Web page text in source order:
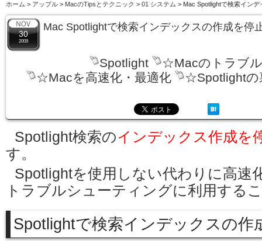
ホーム > アップル > MacのTipsとテクニック > 01 システム > Mac Spotlightで検索イン
30
2009
Mac Spotlightで検索インデックスの作成を停
Spotlight
☆Macのトラブ
☆Macを高速化・最適化
☆Spotlightの
Spotlight検索のインデックス作成を
す。
Spotlightを使用しない代わりに高速
トラブルシューティングに利用する
Spotlightで検索インデックスの作